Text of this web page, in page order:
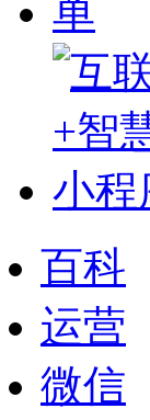
百科
运营
微信